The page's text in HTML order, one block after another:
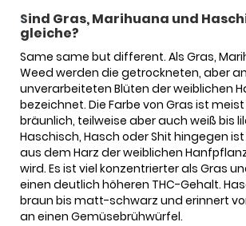
Sind Gras, Marihuana und
gleiche?
Same same but different. Als Gras,
Weed werden die getrockneten, aber
unverarbeiteten Blüten der weiblichen
bezeichnet. Die Farbe von Gras ist
bräunlich, teilweise aber auch weiß bis
Haschisch, Hasch oder Shit hingegen
aus dem Harz der weiblichen
wird. Es ist viel konzentrierter als Gras
einen deutlich höheren THC-Gehalt.
braun bis matt-schwarz und erinnert
an einen Gemüsebrühwürfel.